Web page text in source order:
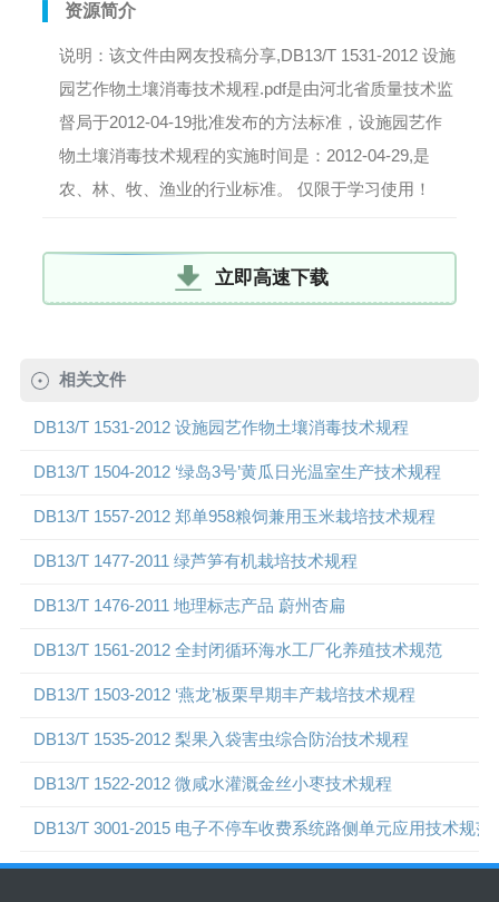
资源简介
说明：该文件由网友投稿分享,DB13/T 1531-2012 设施
园艺作物土壤消毒技术规程.pdf是由河北省质量技术监
督局于2012-04-19批准发布的方法标准，设施园艺作
物土壤消毒技术规程的实施时间是：2012-04-29,是
农、林、牧、渔业的行业标准。 仅限于学习使用！
立即高速下载
相关文件
DB13/T 1531-2012 设施园艺作物土壤消毒技术规程
DB13/T 1504-2012 ‘绿岛3号’黄瓜日光温室生产技术规程
DB13/T 1557-2012 郑单958粮饲兼用玉米栽培技术规程
DB13/T 1477-2011 绿芦笋有机栽培技术规程
DB13/T 1476-2011 地理标志产品 蔚州杏扁
DB13/T 1561-2012 全封闭循环海水工厂化养殖技术规范
DB13/T 1503-2012 ‘燕龙’板栗早期丰产栽培技术规程
DB13/T 1535-2012 梨果入袋害虫综合防治技术规程
DB13/T 1522-2012 微咸水灌溉金丝小枣技术规程
DB13/T 3001-2015 电子不停车收费系统路侧单元应用技术规范